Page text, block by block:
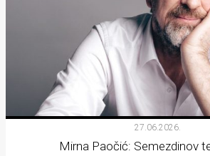
27.06.2026.
Mirna Paočić: Semezdinov